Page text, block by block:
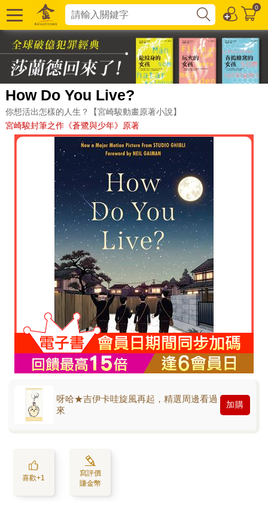
0
How Do You Live?
你想活出怎樣的人生？【宮崎駿動畫原著小說】
宮崎駿封筆之作《蒼鷺與少年》原著
呀哈★吉伊卡哇旋風再起，精選周邊看過
來
加購
喜歡+1
寫評價
賺金幣